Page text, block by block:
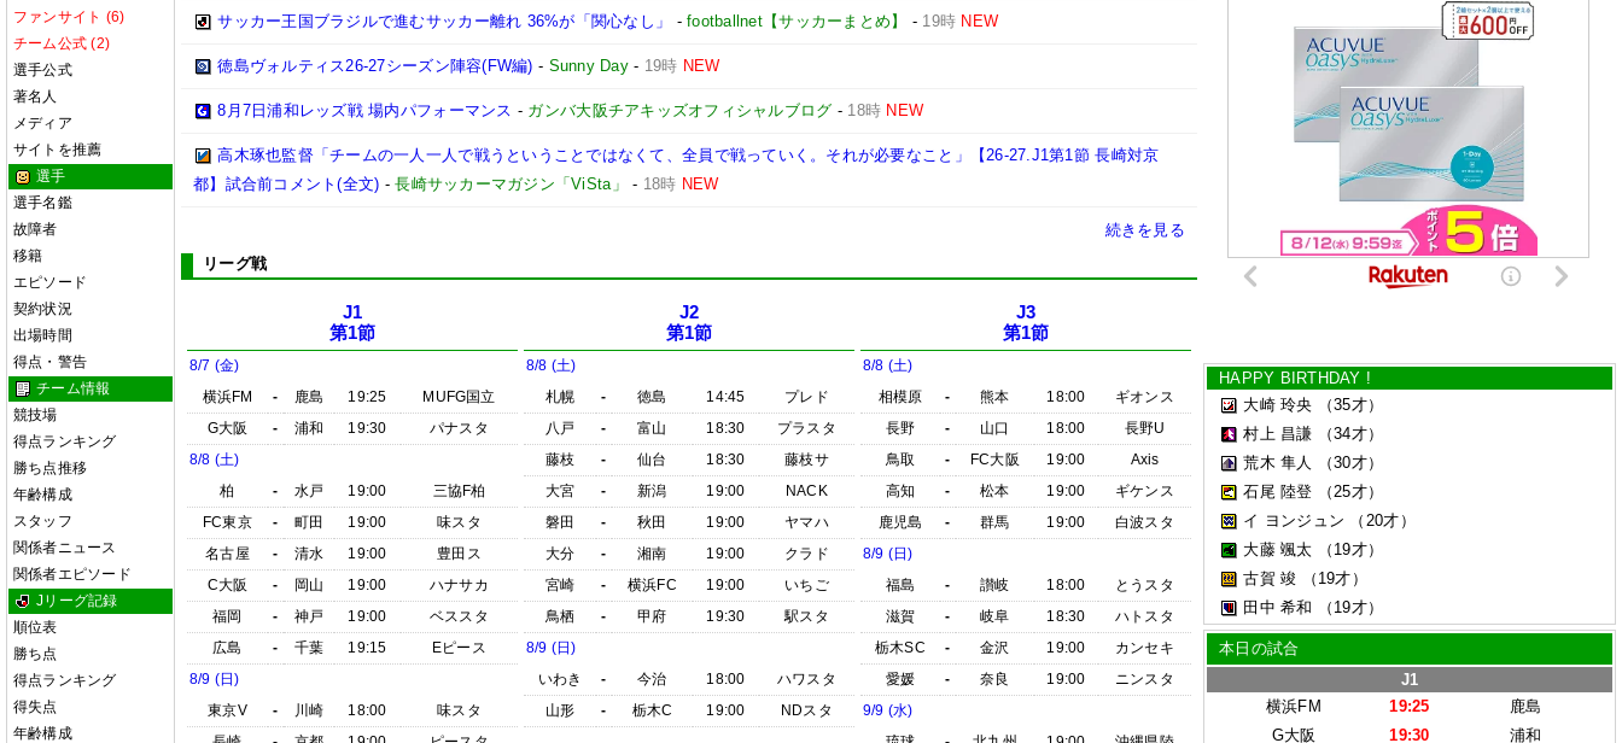
ファンサイト (6)
チーム公式 (2)
選手公式
著名人
メディア
サイトを推薦
選手
選手名鑑
故障者
移籍
エピソード
契約状況
出場時間
得点・警告
チーム情報
競技場
得点ランキング
勝ち点推移
年齢構成
スタッフ
関係者ニュース
関係者エピソード
Jリーグ記録
順位表
勝ち点
得点ランキング
得失点
年齢構成
サッカー王国ブラジルで進むサッカー離れ 36%が「関心なし」 -footballnet【サッカーまとめ】 - 19時 NEW
徳島ヴォルティス26-27シーズン陣容(FW編) - Sunny Day- 19時 NEW
8月7日浦和レッズ戦 場内パフォーマンス - ガンバ大阪チアキッズオフィシャルブログ - 18時 NEW
高木琢也監督「チームの一人一人で戦うということではなくて、全員で戦っていく。それが必要なこと」【26-27.J1第1節 長崎対京
都】試合前コメント(全文) -長崎サッカーマガジン「ViSta」 - 18時 NEW
続きを見る
リーグ戦
J1
第1節
8/7 (金)
横浜FM
- 鹿島 19:25
MUFG国立
G大阪
- 浦和 19:30
パナスタ
8/8 (土)
柏
- 水戸 19:00
三協F柏
FC東京
- 町田 19:00
味スタ
名古屋
- 清水 19:00
豊田ス
C大阪
- 岡山 19:00
ハナサカ
福岡
- 神戸 19:00
ベススタ
広島
- 千葉 19:15
Eピース
8/9 (日)
東京V
- 川崎 18:00
味スタ
J2
第1節
8/8 (土)
札幌
- 徳島 14:45
プレド
八戸
- 富山 18:30
プラスタ
藤枝
- 仙台 18:30
藤枝サ
大宮
- 新潟 19:00
NACK
磐田
- 秋田 19:00
ヤマハ
大分
- 湘南 19:00
クラド
宮崎
- 横浜FC 19:00
いちご
鳥栖
- 甲府 19:30
駅スタ
8/9 (日)
いわき
- 今治 18:00
ハワスタ
山形
- 栃木C 19:00 NDスタ
J3
第1節
8/8 (土)
相模原
- 熊本 18:00
ギオンス
長野
- 山口 18:00
長野U
鳥取
- FC大阪 19:00
Axis
高知
- 松本 19:00
ギケンス
鹿児島
- 群馬 19:00
白波スタ
8/9 (日)
福島
- 讃岐 18:00
とうスタ
滋賀
- 岐阜 18:30
ハトスタ
栃木SC
- 金沢 19:00
カンセキ
愛媛
- 奈良 19:00
ニンスタ
9/9 (水)
HAPPY BIRTHDAY !
大崎 玲央
（35才）
村上 昌謙
（34才）
荒木 隼人
（30才）
石尾 陸登
（25才）
イ ヨンジュン
（20才）
大藤 颯太
（19才）
古賀 竣
（19才）
田中 希和
（19才）
本日の試合
J1
横浜FM
19:25
鹿島
G大阪
19:30 浦和